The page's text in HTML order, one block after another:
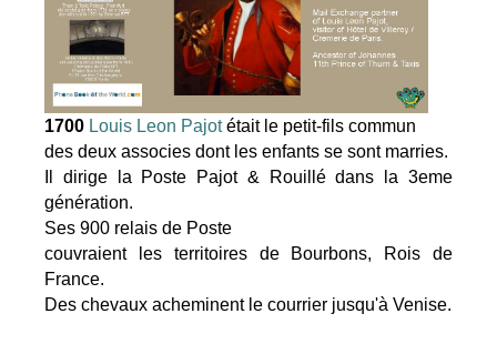
1700 Louis Leon Pajotétait le petit-fils commun
des deux associes dont les enfants se sont marries.
Il dirige la Poste Pajot & Rouillé dans la 3eme
génération.
Ses 900 relais de Poste
couvraient les territoires de Bourbons, Rois de
France.
Des chevaux acheminent le courrier jusqu'à Venise.